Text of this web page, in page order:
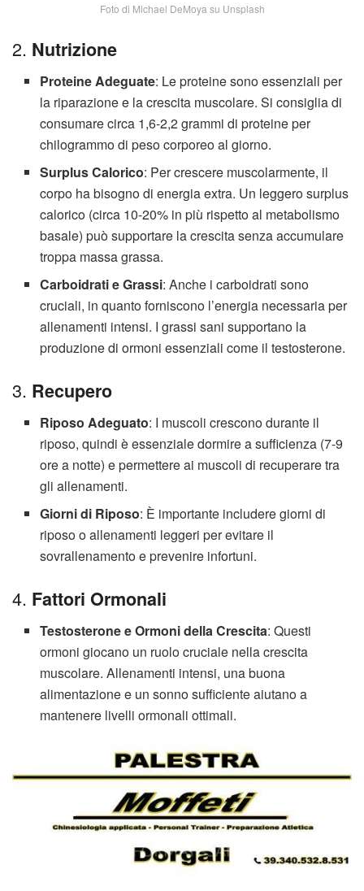
Foto di Michael DeMoya su Unsplash
2. Nutrizione
Proteine Adeguate: Le proteine sono essenziali per
la riparazione e la crescita muscolare. Si consiglia di
consumare circa 1,6-2,2 grammi di proteine per
chilogrammo di peso corporeo al giorno.
Surplus Calorico: Per crescere muscolarmente, il
corpo ha bisogno di energia extra. Un leggero surplus
calorico (circa 10-20% in più rispetto al metabolismo
basale) può supportare la crescita senza accumulare
troppa massa grassa.
Carboidrati e Grassi: Anche i carboidrati sono
cruciali, in quanto forniscono l’energia necessaria per
allenamenti intensi. I grassi sani supportano la
produzione di ormoni essenziali come il testosterone.
3. Recupero
Riposo Adeguato: I muscoli crescono durante il
riposo, quindi è essenziale dormire a sufficienza (7-9
ore a notte) e permettere ai muscoli di recuperare tra
gli allenamenti.
Giorni di Riposo: È importante includere giorni di
riposo o allenamenti leggeri per evitare il
sovrallenamento e prevenire infortuni.
4. Fattori Ormonali
Testosterone e Ormoni della Crescita: Questi
ormoni giocano un ruolo cruciale nella crescita
muscolare. Allenamenti intensi, una buona
alimentazione e un sonno sufficiente aiutano a
mantenere livelli ormonali ottimali.